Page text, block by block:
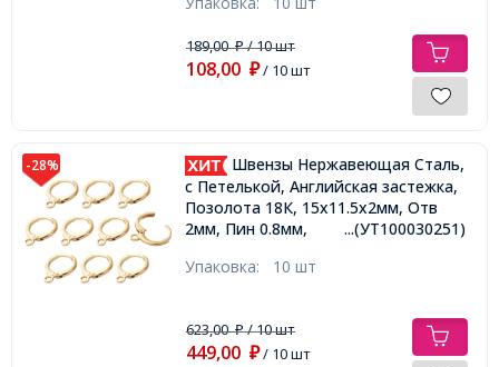
189,00₽/ 10 шт
108,00 ₽/ 10 шт
-28%
Швензы Нержавеющая Сталь,
c Петелькой, Английская застежка,
Позолота 18К, 15x11.5x2мм, Отв
2мм, Пин 0.8мм,
...(УТ100030251)
Упаковка: 10 шт
623,00₽/ 10 шт
449,00 ₽/ 10 шт